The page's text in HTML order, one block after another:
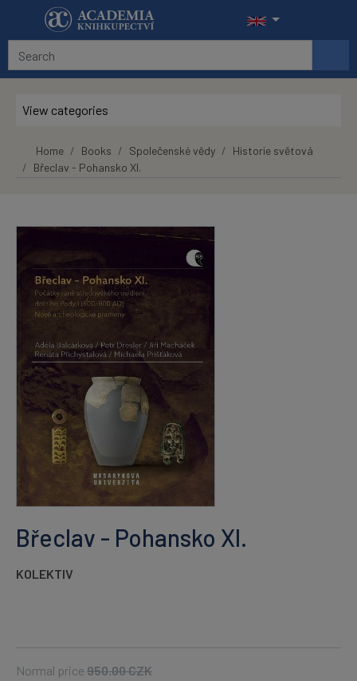
Skip to main content
View categories
Home Books Společenské vědy
Historie světová
Břeclav - Pohansko XI.
Břeclav - Pohansko XI.
KOLEKTIV
Normal price 950.00CZK